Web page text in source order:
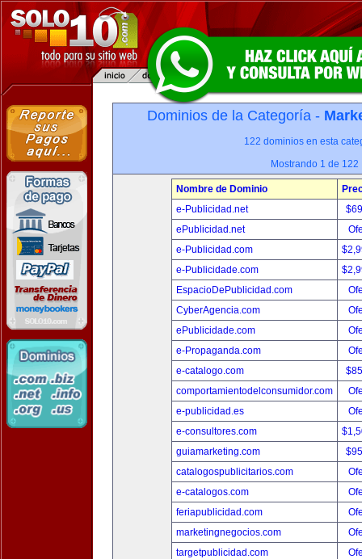
Dominios de la Categoría -
122 dominios en esta
Mostrando 1 de 122
Nombre de Dominio
e-Publicidad.net
ePublicidad.net
e-Publicidad.com
e-Publicidade.com
EspacioDePublicidad.com
CyberAgencia.com
ePublicidade.com
e-Propaganda.com
e-catalogo.com
comportamientodelconsumidor.com
e-publicidad.es
e-consultores.com
guiamarketing.com
catalogospublicitarios.com
e-catalogos.com
feriapublicidad.com
marketingnegocios.com
targetpublicidad.com